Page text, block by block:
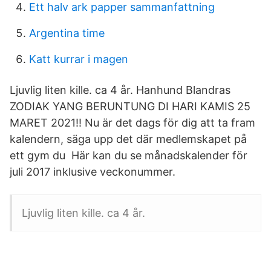
Ett halv ark papper sammanfattning
Argentina time
Katt kurrar i magen
Ljuvlig liten kille. ca 4 år. Hanhund Blandras
ZODIAK YANG BERUNTUNG DI HARI KAMIS 25
MARET 2021!! Nu är det dags för dig att ta fram
kalendern, säga upp det där medlemskapet på
ett gym du Här kan du se månadskalender för
juli 2017 inklusive veckonummer.
Ljuvlig liten kille. ca 4 år.